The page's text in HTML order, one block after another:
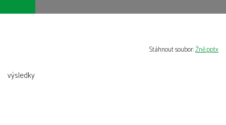
Stáhnout soubor:Žně.pptx
výsledky